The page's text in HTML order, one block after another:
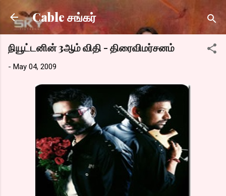
Skip to main content
Cable சங்கர்
நியூட்டனின் 3ஆம் விதி - திரைவிமர்சனம்
- May 04, 2009